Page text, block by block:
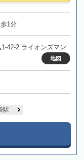
1分
42-2 ライオンズマン
地図
駅